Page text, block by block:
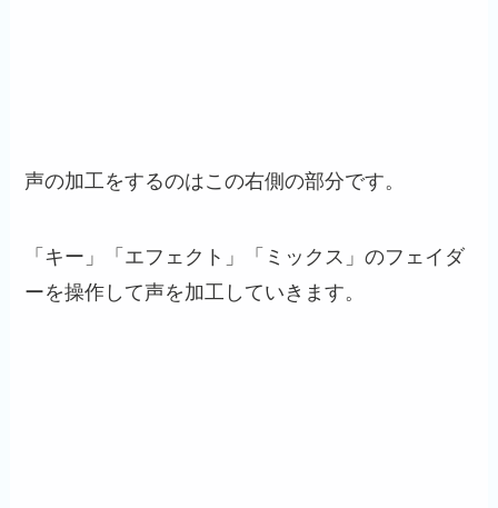
声の加工をするのはこの右側の部分です。
「キー」「エフェクト」「ミックス」のフェイダ
ーを操作して声を加工していきます。